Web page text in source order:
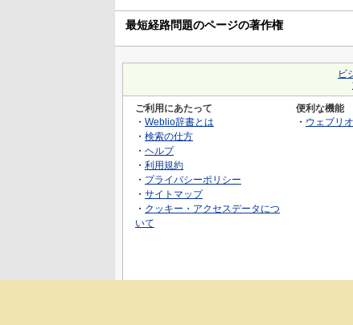
最短経路問題のページの著作権
ビ
ご利用にあたって
・ Weblio辞書とは
・ 検索の仕方
・ ヘルプ
・ 利用規約
・ プライバシーポリシー
・ サイトマップ
・ クッキー・アクセスデータにつ
いて
便利な機能
・ ウェブリ